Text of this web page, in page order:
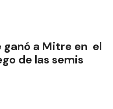
ganó a Mitre en el
de las semis